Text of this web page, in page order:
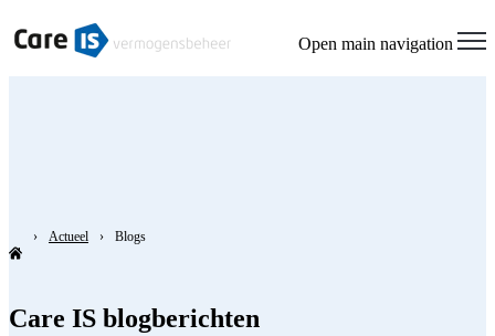
to
in
screen
Open main navigation
Actueel Blogs
Care IS blogberichten